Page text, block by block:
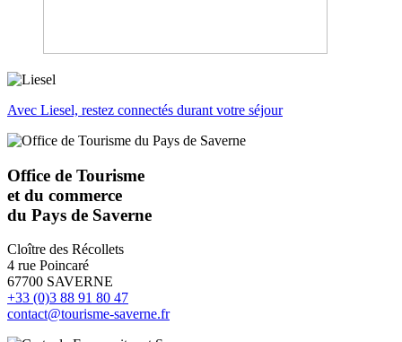
Avec Liesel, restez connectés durant votre séjour
Office de Tourisme
et du commerce
du Pays de Saverne
Cloître des Récollets
4 rue Poincaré
67700 SAVERNE
+33 (0)3 88 91 80 47
contact@tourisme-saverne.fr